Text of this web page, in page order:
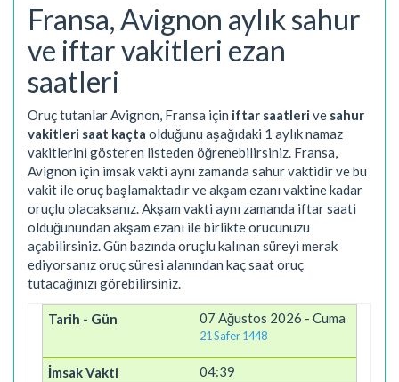
Fransa, Avignon aylık sahur
ve iftar vakitleri ezan
saatleri
Oruç tutanlar Avignon, Fransa için iftar saatlerive sahur
vakitleri saat kaçta olduğunu aşağıdaki 1 aylık namaz
vakitlerini gösteren listeden öğrenebilirsiniz. Fransa,
Avignon için imsak vakti aynı zamanda sahur vaktidir ve bu
vakit ile oruç başlamaktadır ve akşam ezanı vaktine kadar
oruçlu olacaksanız. Akşam vakti aynı zamanda iftar saati
olduğunundan akşam ezanı ile birlikte orucunuzu
açabilirsiniz. Gün bazında oruçlu kalınan süreyi merak
ediyorsanız oruç süresi alanından kaç saat oruç
tutacağınızı görebilirsiniz.
07 Ağustos 2026 - Cuma
21 Safer 1448
04:39